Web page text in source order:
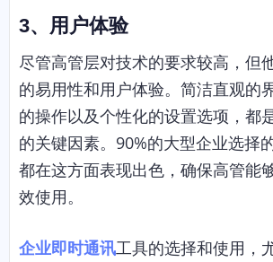
3、用户体验
尽管高管层对技术的要求较高，但
的易用性和用户体验。简洁直观的
的操作以及个性化的设置选项，都
的关键因素。90%的大型企业选择
都在这方面表现出色，确保高管能
效使用。
企业即时通讯工具的选择和使用，